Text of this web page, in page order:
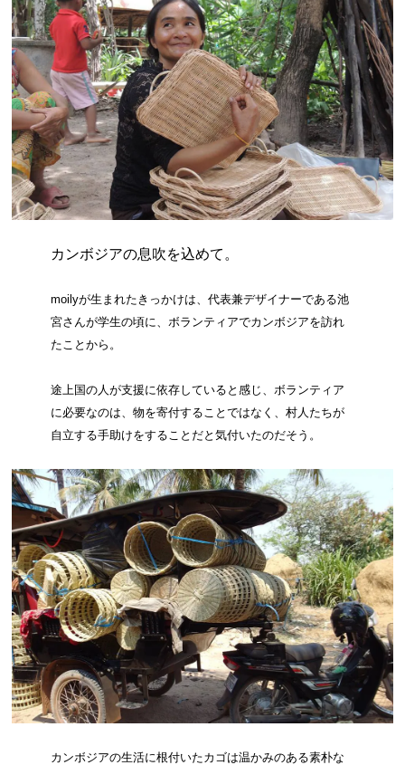
カンボジアの息吹を込めて。
moilyが生まれたきっかけは、代表兼デザイナーである池
宮さんが学生の頃に、ボランティアでカンボジアを訪れ
たことから。
途上国の人が支援に依存していると感じ、ボランティア
に必要なのは、物を寄付することではなく、村人たちが
自立する手助けをすることだと気付いたのだそう。
カンボジアの生活に根付いたカゴは温かみのある素朴な